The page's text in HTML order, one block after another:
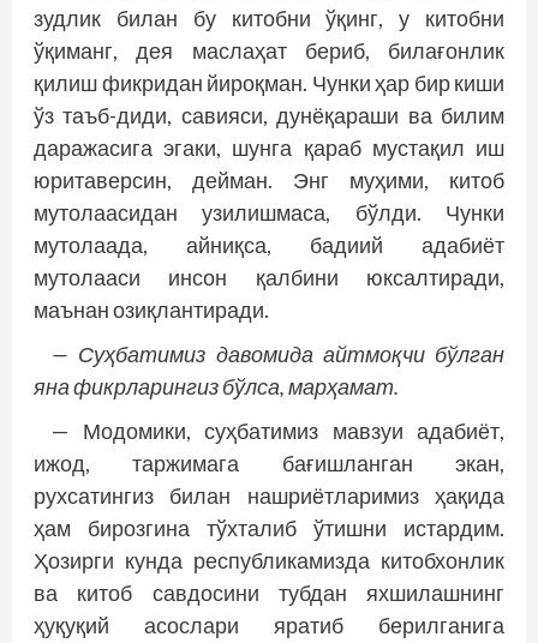
зудлик билан бу китобни ўқинг, у китобни
ўқиманг, дея маслаҳат бериб, билағонлик
қилиш фикридан йироқман. Чунки ҳар бир киши
ўз таъб-диди, савияси, дунёқараши ва билим
даражасига эгаки, шунга қараб мустақил иш
юритаверсин, дейман. Энг муҳими, китоб
мутолаасидан узилишмаса, бўлди. Чунки
мутолаада, айниқса, бадиий адабиёт
мутолааси инсон қалбини юксалтиради,
маънан озиқлантиради.
— Суҳбатимиз давомида айтмоқчи бўлган
яна фикрларингиз бўлса, марҳамат.
— Модомики, суҳбатимиз мавзуи адабиёт,
ижод, таржимага бағишланган экан,
рухсатингиз билан нашриётларимиз ҳақида
ҳам бирозгина тўхталиб ўтишни истардим.
Ҳозирги кунда республикамизда китобхонлик
ва китоб савдосини тубдан яхшилашнинг
ҳуқуқий асослари яратиб берилганига